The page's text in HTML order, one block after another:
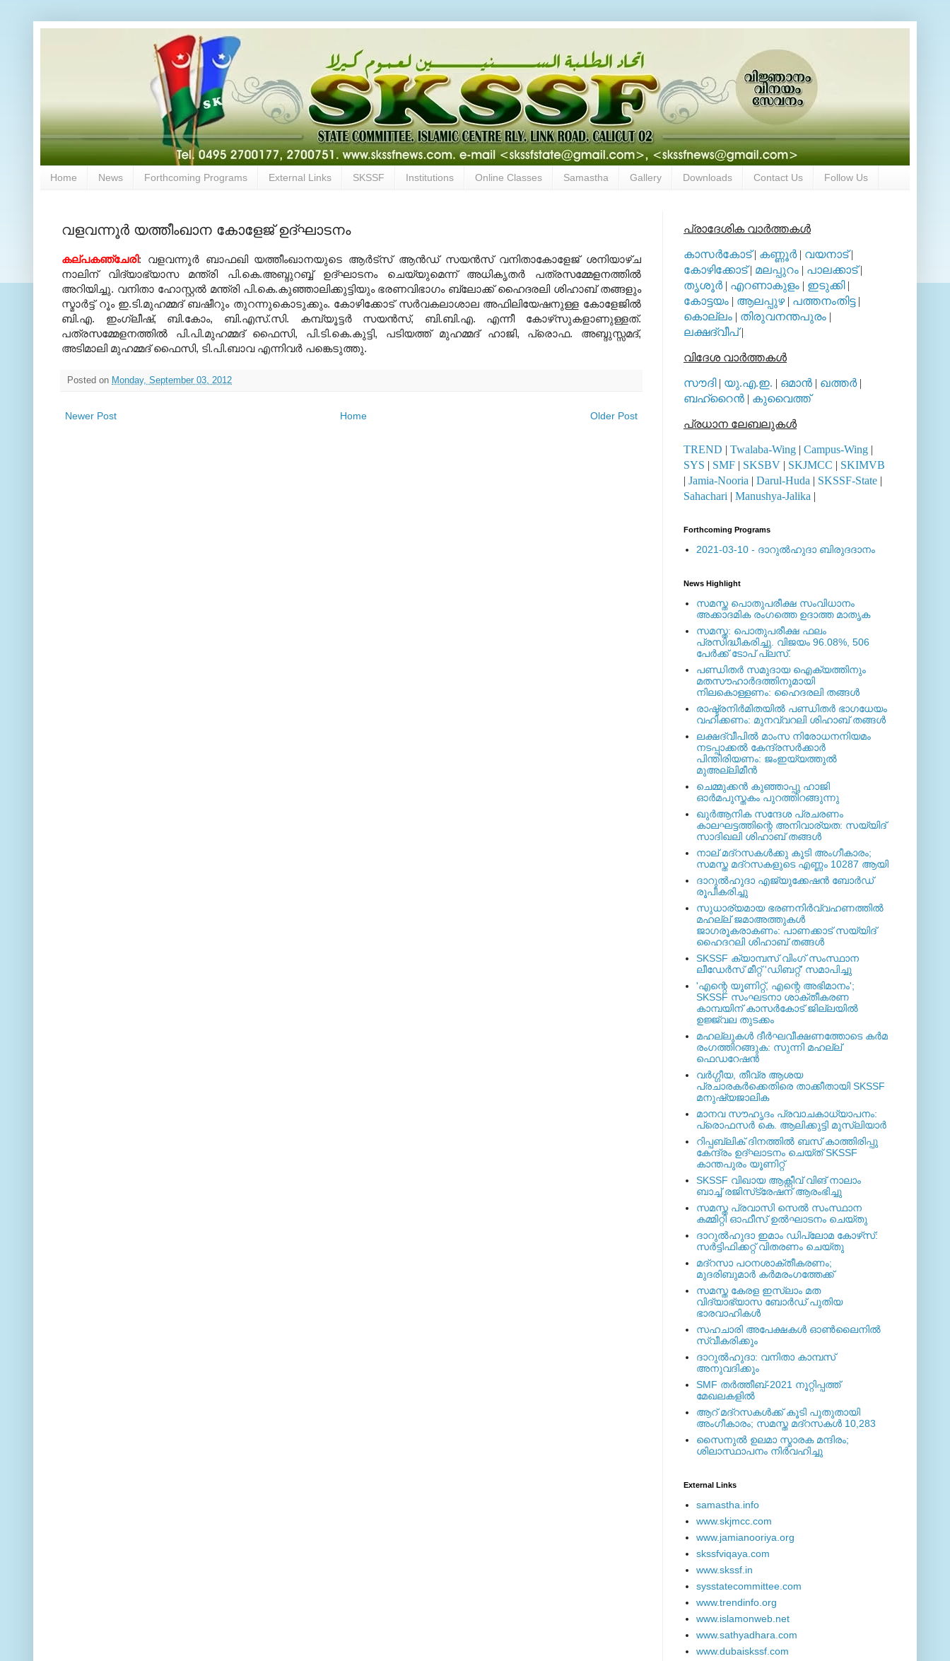
Home News Forthcoming Programs External Links SKSSF Institutions Online Classes Samastha Gallery Downloads Contact Us Follow Us
വളവന്നൂര്‍ യത്തീംഖാന കോളേജ് ഉദ്ഘാടനം
കല്പകഞ്ചേരി: വളവന്നൂര്‍ ബാഫഖി യത്തീംഖാനയുടെ ആര്‍ട്‌സ് ആന്‍ഡ് സയന്‍സ് വനിതാകോളേജ് ശനിയാഴ്ച
നാലിന് വിദ്യാഭ്യാസ മന്ത്രി പി.കെ.അബ്ദുറബ്ബ് ഉദ്ഘാടനം ചെയ്യുമെന്ന് അധികൃതര്‍ പത്രസമ്മേളനത്തില്‍
അറിയിച്ചു. വനിതാ ഹോസ്റ്റല്‍ മന്ത്രി പി.കെ.കുഞ്ഞാലിക്കുട്ടിയും ഭരണവിഭാഗം ബ്ലോക്ക് ഹൈദരലി ശിഹാബ് തങ്ങളും
സ്മാര്‍ട്ട് റൂം ഇ.ടി.മുഹമ്മദ് ബഷീറും തുറന്നുകൊടുക്കും. കോഴിക്കോട് സര്‍വകലാശാല അഫിലിയേഷനുള്ള കോളേജില്‍
ബി.എ. ഇംഗ്ലീഷ്, ബി.കോം, ബി.എസ്.സി. കമ്പ്യൂട്ടര്‍ സയന്‍സ്, ബി.ബി.എ. എന്നീ കോഴ്‌സുകളാണുള്ളത്.
പത്രസമ്മേളനത്തില്‍ പി.പി.മുഹമ്മദ് ഫൈസി, പി.ടി.കെ.കുട്ടി, പടിയത്ത് മുഹമ്മദ് ഹാജി, പ്രൊഫ. അബ്ദുസ്സമദ്,
അടിമാലി മുഹമ്മദ് ഫൈസി, ടി.പി.ബാവ എന്നിവര്‍ പങ്കെടുത്തു.
Posted on Monday, September 03, 2012
Newer Post Older Post
Home
പ്രാദേശിക വാര്‍ത്തകള്‍
കാസര്‍കോട്| കണ്ണൂര്‍| വയനാട്|
കോഴിക്കോട്| മലപ്പുറം | പാലക്കാട്|
തൃശൂര്‍| എറണാകുളം | ഇടുക്കി|
കോട്ടയം | ആലപ്പുഴ| പത്തനംതിട്ട|
കൊല്ലം | തിരുവനന്തപുരം |
ലക്ഷദ്വീപ്|
വിദേശ വാര്‍ത്തകള്‍
സൗദി| യു.എ.ഇ. | ഒമാന്‍ | ഖത്തര്‍|
ബഹ്റൈന്‍ | കുവൈത്ത്
പ്രധാന ലേബലുകള്‍
TREND | Twalaba-Wing | Campus-Wing |
SYS | SMF | SKSBV | SKJMCC | SKIMVB
| Jamia-Nooria | Darul-Huda | SKSSF-State |
Sahachari | Manushya-Jalika |
Forthcoming Programs
2021-03-10 - ദാറുല്‍ഹുദാ ബിരുദദാനം
News Highlight
സമസ്ത പൊതുപരീക്ഷ സംവിധാനം
അക്കാദമിക രംഗത്തെ ഉദാത്ത മാതൃക
സമസ്ത: പൊതുപരീക്ഷ ഫലം
പ്രസിദ്ധീകരിച്ചു. വിജയം 96.08%, 506
പേര്‍ക്ക് ടോപ് പ്ലസ്.
പണ്ഡിതര്‍ സമുദായ ഐക്യത്തിനും
മതസൗഹാര്‍ദത്തിനുമായി
നിലകൊള്ളണം: ഹൈദരലി തങ്ങള്‍
രാഷ്ട്രനിര്‍മിതയില്‍ പണ്ഡിതര്‍ ഭാഗധേയം
വഹിക്കണം: മുനവ്വറലി ശിഹാബ് തങ്ങള്‍
ലക്ഷദ്വീപില്‍ മാംസ നിരോധനനിയമം
നടപ്പാക്കല്‍ കേന്ദ്രസര്‍ക്കാര്‍
പിന്തിരിയണം: ജംഇയ്യത്തുല്‍
മുഅല്ലിമീന്‍
ചെമ്മുക്കന്‍ കുഞ്ഞാപ്പു ഹാജി
ഓര്‍മപുസ്തകം പുറത്തിറങ്ങുന്നു
ഖുര്‍ആനിക സന്ദേശ പ്രചരണം
കാലഘട്ടത്തിന്റെ അനിവാര്യത: സയ്യിദ്
സാദിഖലി ശിഹാബ് തങ്ങള്‍
നാല് മദ്‌റസകള്‍ക്കു കൂടി അംഗീകാരം;
സമസ്ത മദ്‌റസകളുടെ എണ്ണം 10287 ആയി
ദാറുല്‍ഹുദാ എജ്യുക്കേഷന്‍ ബോര്‍ഡ്
രൂപീകരിച്ചു
സുധാര്യമായ ഭരണനിര്‍വ്വഹണത്തില്‍
മഹല്ല് ജമാഅത്തുകള്‍
ജാഗരൂകരാകണം: പാണക്കാട് സയ്യിദ്
ഹൈദറലി ശിഹാബ് തങ്ങള്‍
SKSSF ക്യാമ്പസ് വിംഗ് സംസ്ഥാന
ലീഡേർസ് മീറ്റ് 'ഡിബറ്റ്' സമാപിച്ചു
'എന്റെ യൂണിറ്റ്, എന്റെ അഭിമാനം';
SKSSF സംഘടനാ ശാക്തീകരണ
കാമ്പയിന് കാസര്‍കോട് ജില്ലയില്‍
ഉജ്ജ്വല തുടക്കം
മഹല്ലുകള്‍ ദീര്‍ഘവീക്ഷണത്തോടെ കര്‍മ
രംഗത്തിറങ്ങുക: സുന്നി മഹല്ല്
ഫെഡറേഷന്‍
വര്‍ഗ്ഗീയ, തീവ്ര ആശയ
പ്രചാരകര്‍ക്കെതിരെ താക്കീതായി SKSSF
മനുഷ്യജാലിക
മാനവ സൗഹൃദം പ്രവാചകാധ്യാപനം:
പ്രൊഫസർ കെ. ആലിക്കുട്ടി മുസ്ലിയാർ
റിപ്പബ്ലിക് ദിനത്തില്‍ ബസ് കാത്തിരിപ്പു
കേന്ദ്രം ഉദ്ഘാടനം ചെയ്ത്‌ SKSSF
കാന്തപുരം യൂണിറ്റ്
SKSSF വിഖായ ആക്റ്റീവ് വിങ് നാലാം
ബാച്ച് രജിസ്‌ട്രേഷന് ആരംഭിച്ചു
സമസ്ത പ്രവാസി സെല്‍ സംസ്ഥാന
കമ്മിറ്റി ഓഫീസ് ഉല്‍ഘാടനം ചെയ്തു
ദാറുല്‍ഹുദാ ഇമാം ഡിപ്ലോമ കോഴ്‌സ്:
സര്‍ട്ടിഫിക്കറ്റ് വിതരണം ചെയ്തു
മദ്‌റസാ പഠനശാക്തീകരണം;
മുദരിബുമാര്‍ കര്‍മരംഗത്തേക്ക്
സമസ്ത കേരള ഇസ്ലാം മത
വിദ്യാഭ്യാസ ബോര്‍ഡ് പുതിയ
ഭാരവാഹികള്‍
സഹചാരി അപേക്ഷകൾ ഓൺലൈനിൽ
സ്വീകരിക്കും
ദാറുല്‍ഹുദാ: വനിതാ കാമ്പസ്
അനുവദിക്കും
SMF തര്‍ത്തീബ്-2021 നൂറ്റിപ്പത്ത്
മേഖലകളില്‍
ആറ് മദ്റസകള്‍ക്ക് കൂടി പുതുതായി
അംഗീകാരം; സമസ്ത മദ്റസകള്‍ 10,283
സൈനുല്‍ ഉലമാ സ്മാരക മന്ദിരം;
ശിലാസ്ഥാപനം നിര്‍വഹിച്ചു
External ‎Links
samastha.info
www.skjmcc.com
www.jamianooriya.org
skssfviqaya.com
www.skssf.in
sysstatecommittee.com
www.trendinfo.org
www.islamonweb.net
www.sathyadhara.com
www.dubaiskssf.com